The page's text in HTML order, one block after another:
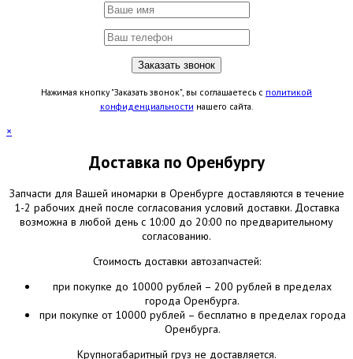
Нажимая кнопку "Заказать звонок", вы соглашаетесь с политикой
конфиденциальности нашего сайта.
×
Доставка по Оренбургу
Запчасти для Вашей иномарки в Оренбурге доставляются в течение
1-2 рабочих дней после согласования условий доставки. Доставка
возможна в любой день с 10:00 до 20:00 по предварительному
согласованию.
Стоимость доставки автозапчастей:
при покупке до 10000 рублей – 200 рублей в пределах
города Оренбурга.
при покупке от 10000 рублей – бесплатно в пределах города
Оренбурга.
Крупногабаритный груз не доставляется.